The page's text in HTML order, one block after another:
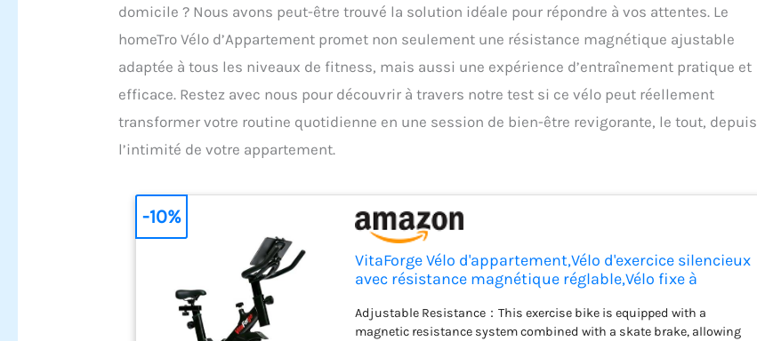
domicile ? Nous avons peut-être trouvé la solution idéale pour répondre à vos attentes. Le
homeTro Vélo d’Appartement promet non seulement une résistance magnétique ajustable
adaptée à tous les niveaux de fitness, mais aussi une expérience d’entraînement pratique et
efficace. Restez avec nous pour découvrir à travers notre test si ce vélo peut réellement
transformer votre routine quotidienne en une session de bien-être revigorante, le tout, depuis
l’intimité de votre appartement.
VitaForge Vélo d'appartement,Vélo d'exercice silencieux
avec résistance magnétique réglable,Vélo fixe à
compact (Noir/Rouge)
Adjustable Resistance：This exercise bike is equipped with a
magnetic resistance system combined with a skate brake, allowing
-10%